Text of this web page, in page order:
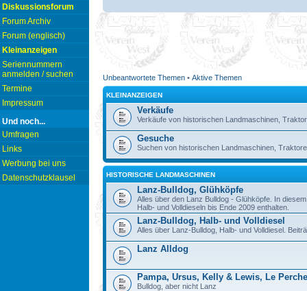
Diskussionsforum
Forum Archiv
Forum (englisch)
Kleinanzeigen
Seriennummern
anmelden / suchen
Termine
Impressum
Und noch...
Umfragen
Links
Werbung bei uns
Datenschutzklausel
Unbeantwortete Themen • Aktive Themen
KLEINANZEIGEN
Verkäufe
Verkäufe von historischen Landmaschinen,
Gesuche
Suchen von historischen Landmaschinen,
HISTORISCHE LANDMASCHINEN
Lanz-Bulldog, Glühköpfe
Alles über den Lanz Bulldog - Glühköpfe. In
Halb- und Volldieseln bis Ende 2009 enthalten.
Lanz-Bulldog, Halb- und Volldiesel
Alles über Lanz-Bulldog, Halb- und Volldiesel.
Lanz Alldog
Pampa, Ursus, Kelly & Lewis, Le
Bulldog, aber nicht Lanz